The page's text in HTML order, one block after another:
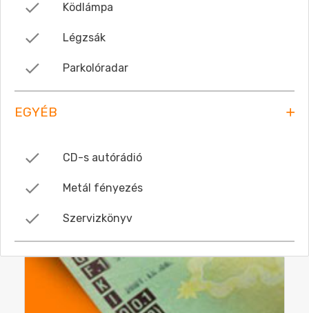
Ködlámpa
Légzsák
Parkolóradar
EGYÉB
CD-s autórádió
Metál fényezés
Szervizkönyv